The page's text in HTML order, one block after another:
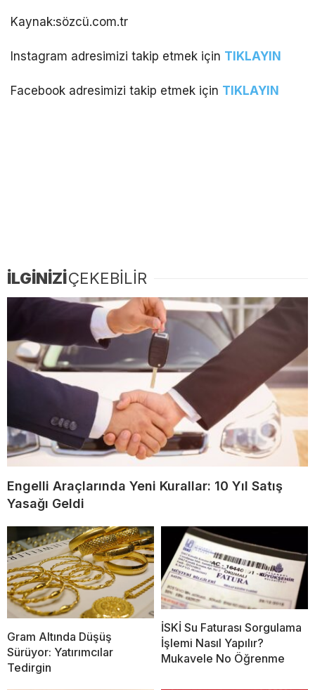
Kaynak:sözcü.com.tr
Instagram adresimizi takip etmek için TIKLAYIN
Facebook adresimizi takip etmek için TIKLAYIN
İLGİNİZİÇEKEBİLİR
Engelli Araçlarında Yeni Kurallar: 10 Yıl Satış
Yasağı Geldi
Gram Altında Düşüş
Sürüyor: Yatırımcılar
Tedirgin
İSKİ Su Faturası Sorgulama
İşlemi Nasıl Yapılır?
Mukavele No Öğrenme